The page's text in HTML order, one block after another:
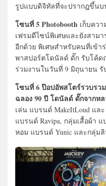
รูปแบบดิจิทัลที่จะปรากฎขึ้นบ
โซนที่ 5 Photobooth เก็บคว
เฟรมดีไซน์พิเศษและยังสาม
อีกด้วย พิเศษสำหรับคนที่เข้า
พาสปอร์ตโดนัลด์ ดั๊ก รับโค้ด
ร่วมงานในวันที่ 9 มิถุนายน
โซนที่ 6 ป๊อปอัพสโตร์รวบรว
ฉลอง 90 ปีโดนัลด์ ดั๊กจากห
เล่น แบรนด์ MakeItLoud แล
แบรนด์ Ravipa, กลุ่มเสื้อผ้า แ
หอม แบรนด์ Yunic และกลุ่ม